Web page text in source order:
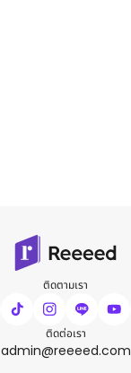
ติดตามเรา
ติดต่อเรา
admin@reeeed.com